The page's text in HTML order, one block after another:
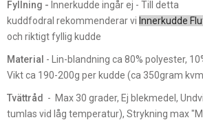
Fyllning - Innerkudde ingår ej - Till detta
kuddfodral rekommenderar vi Innerkudde
och riktigt fyllig kudde
Material - Lin-blandning ca 80% polyester,
Vikt ca 190-200g per kudde (ca 350gram
Tvättråd
- Max 30 grader, Ej blekmedel,
tumlas vid låg temperatur), Strykning max